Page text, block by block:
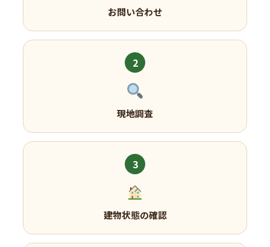
お問い合わせ
2
現地調査
3
建物状態の確認